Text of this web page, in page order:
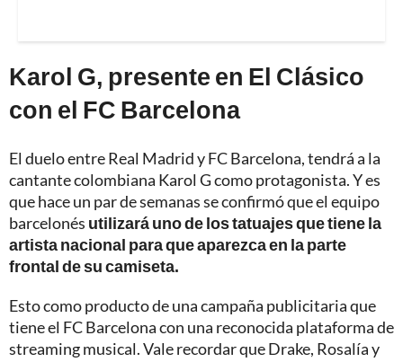
Karol G, presente en El Clásico
con el FC Barcelona
El duelo entre Real Madrid y FC Barcelona, tendrá a la
cantante colombiana Karol G como protagonista. Y es
que hace un par de semanas se confirmó que el equipo
barcelonés utilizará uno de los tatuajes que tiene la
artista nacional para que aparezca en la parte
frontal de su camiseta.
Esto como producto de una campaña publicitaria que
tiene el FC Barcelona con una reconocida plataforma de
streaming musical. Vale recordar que Drake, Rosalía y